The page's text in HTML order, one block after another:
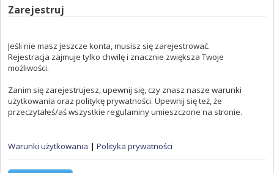
Zarejestruj
Jeśli nie masz jeszcze konta, musisz się zarejestrować.
Rejestracja zajmuje tylko chwilę i znacznie zwiększa Twoje
możliwości.
Zanim się zarejestrujesz, upewnij się, czy znasz nasze warunki
użytkowania oraz politykę prywatności. Upewnij się też, że
przeczytałeś/aś wszystkie regulaminy umieszczone na stronie.
Warunki użytkowania | Polityka prywatności